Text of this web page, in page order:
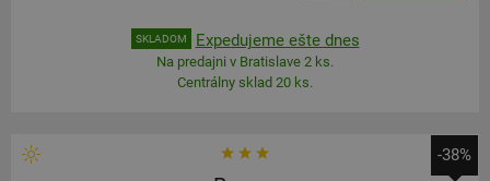
SKLADOM Expedujeme ešte dnes
Na predajni v Bratislave 2 ks.
Centrálny sklad 20 ks.
-38%